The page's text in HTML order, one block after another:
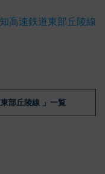
高速鉄道東部丘陵線
部丘陵線 」一覧